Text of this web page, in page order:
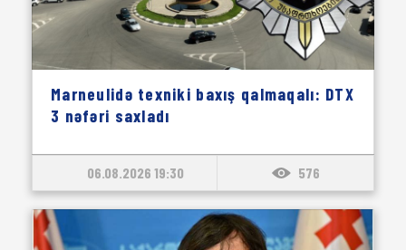
Marneulidə texniki baxış qalmaqalı: DTX
3 nəfəri saxladı
06.08.2026 19:30 576